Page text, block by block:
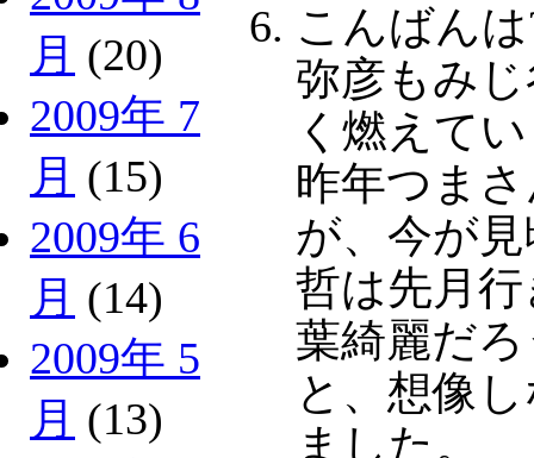
月 (20)
2009年 7
月 (15)
2009年 6
月 (14)
2009年 5
月 (13)
こんばん
弥彦もみ
く燃えて
昨年つま
が、今が
哲は先月
葉綺麗だろ
と、想像
ました。